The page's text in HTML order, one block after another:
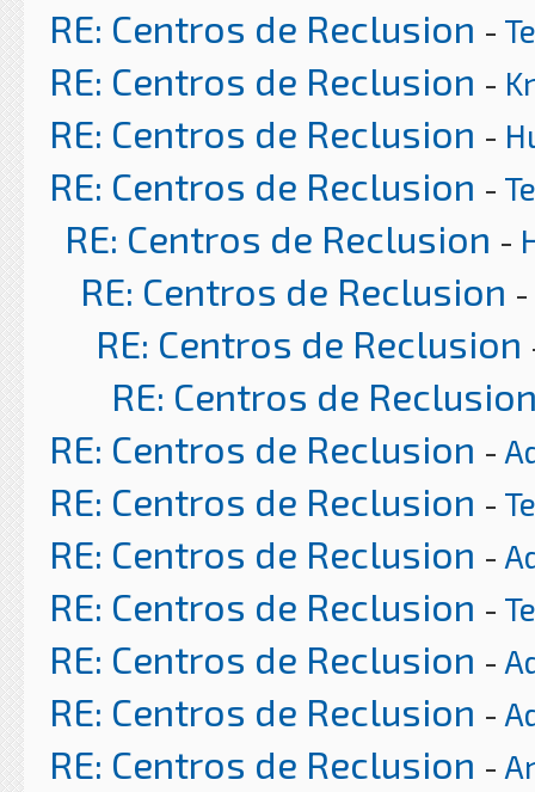
RE: Centros de Reclusion -
RE: Centros de Reclusion -
RE: Centros de Reclusion -
RE: Centros de Reclusion -
RE: Centros de Reclusion -
RE: Centros de Reclusion -
RE: Centros de Reclusion
RE: Centros de
RE: Centros de Reclusion -
RE: Centros de Reclusion -
RE: Centros de Reclusion -
RE: Centros de Reclusion -
RE: Centros de Reclusion -
RE: Centros de Reclusion -
RE: Centros de Reclusion -